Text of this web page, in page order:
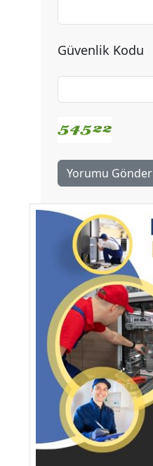
Güvenlik Kodu
Yorumu Gönder